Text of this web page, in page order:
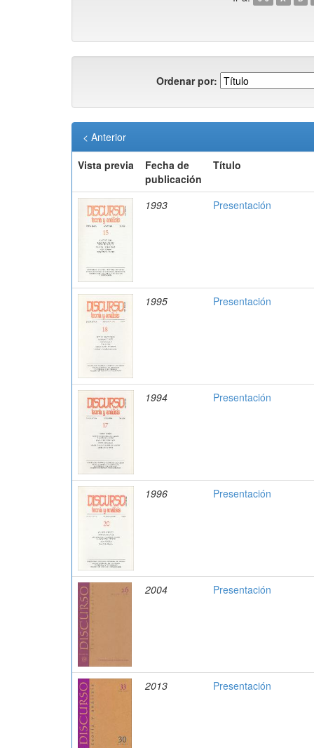
Ordenar por:
< Anterior
Vista previa
Fecha de
publicación
Título
1993 Presentación
1995 Presentación
1994 Presentación
1996 Presentación
2004 Presentación
2013 Presentación